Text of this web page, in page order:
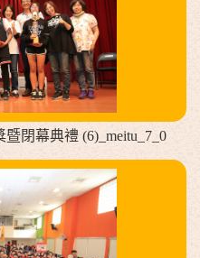
閉幕典禮 (6)_meitu_7_0